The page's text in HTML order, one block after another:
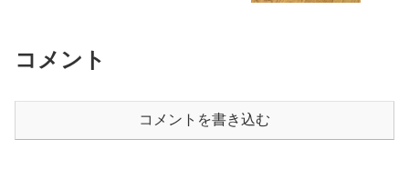
コメント
コメントを書き込む